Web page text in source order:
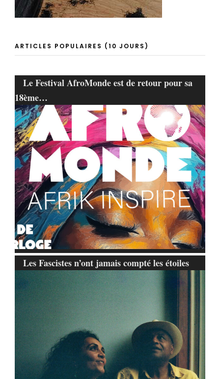
ARTICLES POPULAIRES (10 JOURS)
Le Festival AfroMonde est de retour pour sa
18ème…
Les Fascistes n’ont jamais compté les étoiles